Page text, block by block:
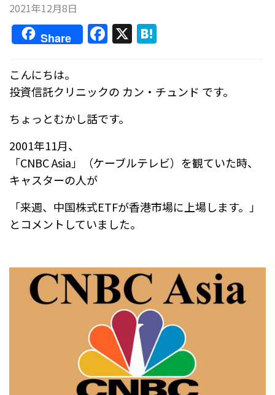
お問い合わせ
2021年12月8日
Share F
a
e
b
o
k
X
n
こんにちは。
投資信託クリニックの カン・チュンド です。
ちょっとむかし話です。
2001年11月、
「CNBC Asia」（ケーブルテレビ）を観ていた時、
キャスターの人が
「来週、中国株式ETFが香港市場に上場します。」
とコメントしていました。